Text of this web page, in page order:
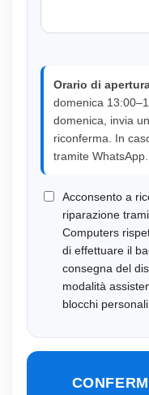
Orario di
domenica
domenica, invia
riconferma. In
tramite WhatsApp.
Acconsento a
riparazione
Computers
di effettuare il
consegna del
modalità
blocchi